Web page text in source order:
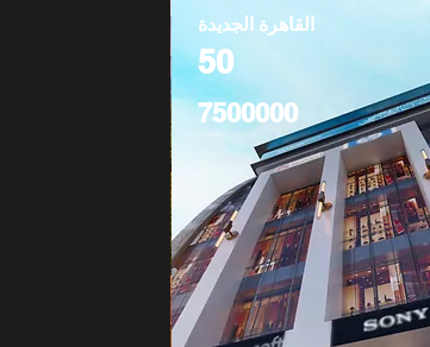
القاهرة الجديدة
50
7500000